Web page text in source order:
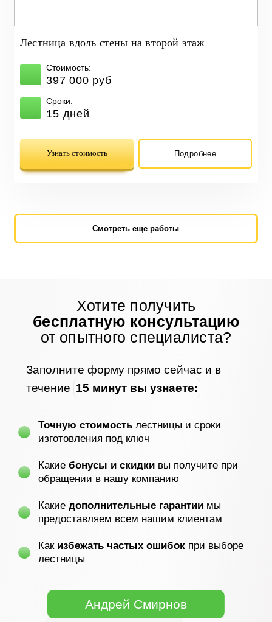
Лестница вдоль стены на второй этаж
Стоимость:
397 000 руб
Сроки:
15 дней
Узнать стоимость Подробнее
Смотреть еще работы
Хотите получить
бесплатную консультацию
от опытного специалиста?
Заполните форму прямо сейчас и в
течение 15 минут вы узнаете:
Точную стоимость лестницы и сроки
изготовления под ключ
Какие бонусы и скидки вы получите при
обращении в нашу компанию
Какие дополнительные гарантии мы
предоставляем всем нашим клиентам
Какизбежать частых ошибок при выборе
лестницы
Андрей Смирнов